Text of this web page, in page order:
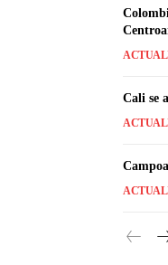
Cali se